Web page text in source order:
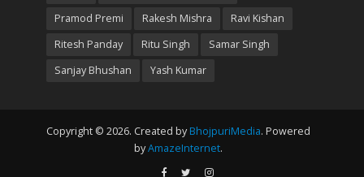
Pramod Premi
Rakesh Mishra
Ravi Kishan
Ritesh Panday
Ritu Singh
Samar Singh
Sanjay Bhushan
Yash Kumar
Copyright © 2026. Created by BhojpuriMedia. Powered
byAmazeInternet.